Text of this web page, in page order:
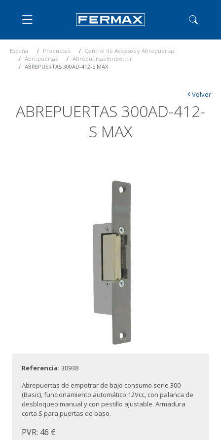
España Productos
Control de Accesos y Abrepuertas
Abrepuertas
Abrepuertas Empotrar
ABREPUERTAS 300AD-412-S MAX
ABREPUERTAS 300AD-412-
S MAX
‹Volver
Referencia: 30938
Abrepuertas de empotrar de bajo consumo serie 300
(Basic), funcionamiento automático 12Vcc, con palanca de
desbloqueo manual y con pestillo ajustable. Armadura
corta S para puertas de paso.
PVR: 46 €